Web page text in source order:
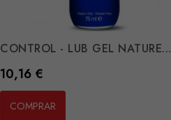
CONTROL - LUB GEL NATURE...
Preço
10,16 €
COMPRAR